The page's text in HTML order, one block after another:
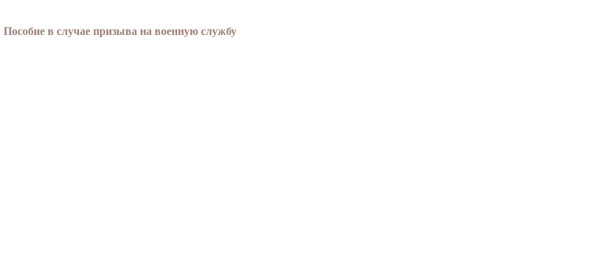
Пособие в случае призыва на военную службу